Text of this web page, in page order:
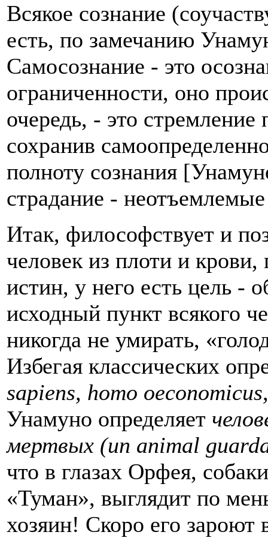
Всякое сознание
есть, по замечанию
Самосознание - это
ограниченности, оно
очередь, - это
сохранив
полноту сознания
страдание -
Итак, философствует и
человек из плоти и
истин, у него есть цель -
исходный пункт всякого
никогда не умирать,
Избегая классических
sapiens, homo oeconomicus
Унамуно определяет
мертвых (un animal
что в глазах Орфея,
«Туман», выглядит по
хозяин! Скоро его зароют